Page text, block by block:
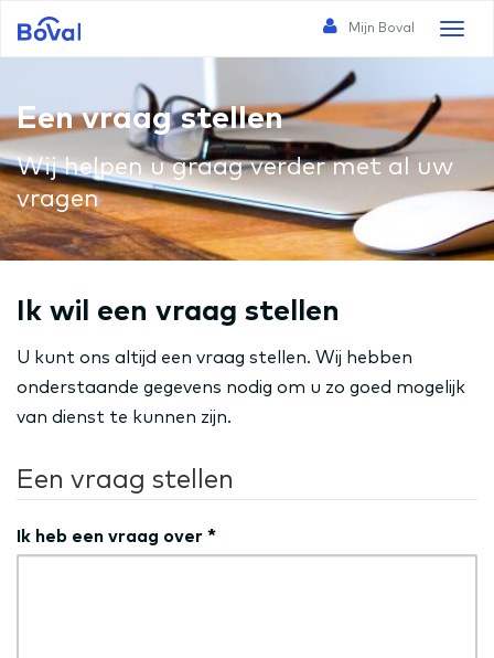
Toggle
Mijn Boval
Een vraag stellen
Wij helpen u graag verder met al uw
vragen
Ik wil een vraag stellen
U kunt ons altijd een vraag stellen. Wij hebben
onderstaande gegevens nodig om u zo goed mogelijk
van dienst te kunnen zijn.
Een vraag stellen
Ik heb een vraag over *